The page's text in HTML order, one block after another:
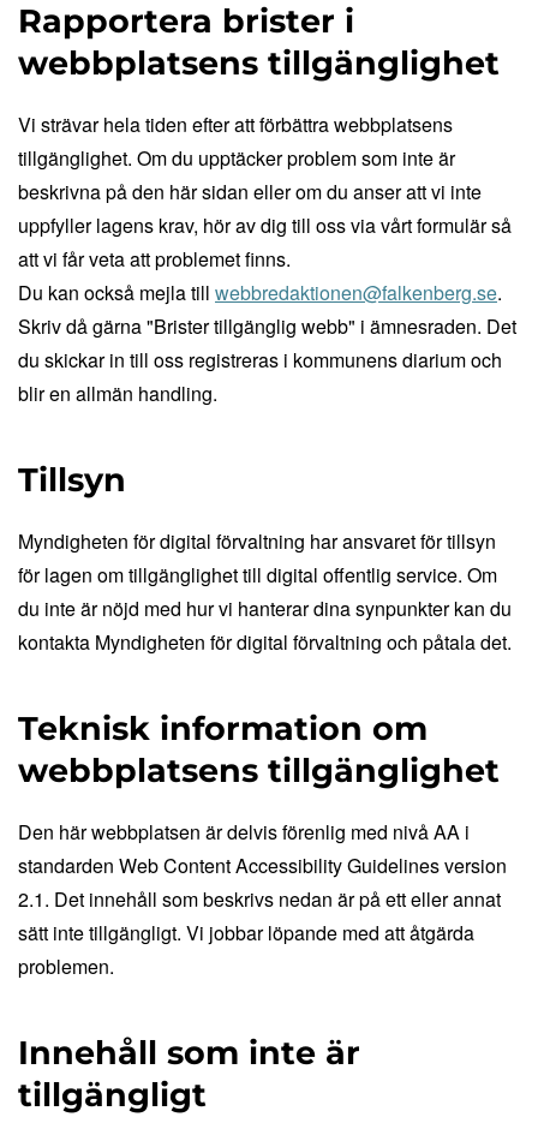
Rapportera brister i
webbplatsens tillgänglighet
Vi strävar hela tiden efter att förbättra webbplatsens
tillgänglighet. Om du upptäcker problem som inte är
beskrivna på den här sidan eller om du anser att vi inte
uppfyller lagens krav, hör av dig till oss via vårt formulär så
att vi får veta att problemet finns.
Du kan också mejla till webbredaktionen@falkenberg.se.
Skriv då gärna "Brister tillgänglig webb" i ämnesraden. Det
du skickar in till oss registreras i kommunens diarium och
blir en allmän handling.
Tillsyn
Myndigheten för digital förvaltning har ansvaret för tillsyn
för lagen om tillgänglighet till digital offentlig service. Om
du inte är nöjd med hur vi hanterar dina synpunkter kan du
kontakta Myndigheten för digital förvaltning och påtala det.
Teknisk information om
webbplatsens tillgänglighet
Den här webbplatsen är delvis förenlig med nivå AA i
standarden Web Content Accessibility Guidelines version
2.1. Det innehåll som beskrivs nedan är på ett eller annat
sätt inte tillgängligt. Vi jobbar löpande med att åtgärda
problemen.
Innehåll som inte är
tillgängligt